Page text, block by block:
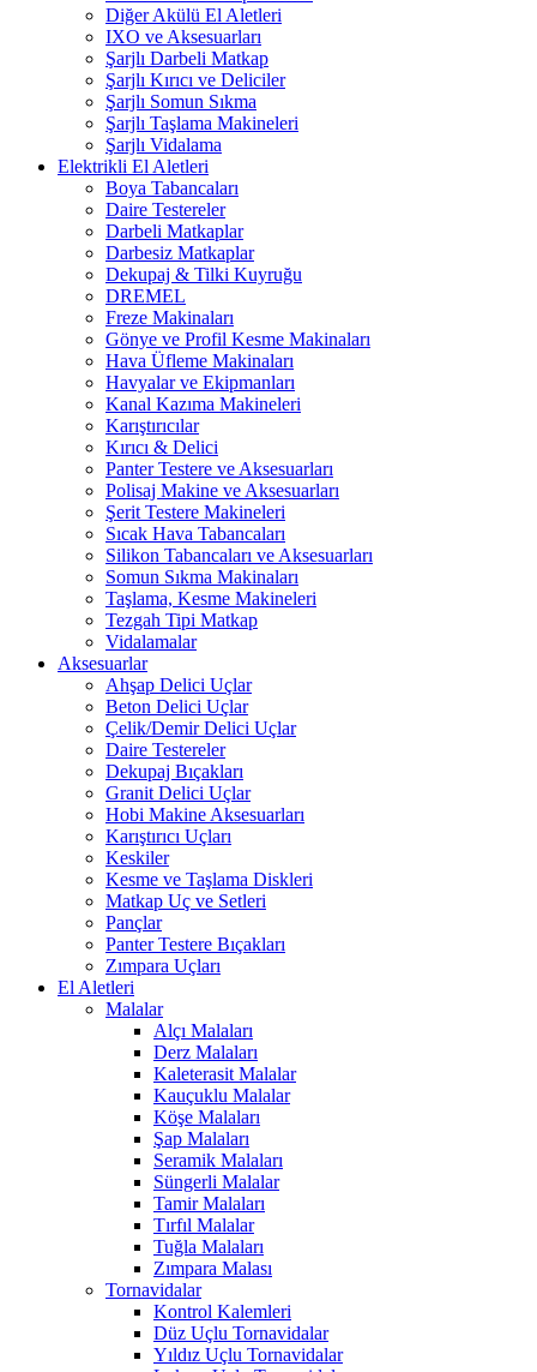
Diğer Akülü El Aletleri
IXO ve Aksesuarları
Şarjlı Darbeli Matkap
Şarjlı Kırıcı ve Deliciler
Şarjlı Somun Sıkma
Şarjlı Taşlama Makineleri
Şarjlı Vidalama
Elektrikli El Aletleri
Boya Tabancaları
Daire Testereler
Darbeli Matkaplar
Darbesiz Matkaplar
Dekupaj & Tilki Kuyruğu
DREMEL
Freze Makinaları
Gönye ve Profil Kesme Makinaları
Hava Üfleme Makinaları
Havyalar ve Ekipmanları
Kanal Kazıma Makineleri
Karıştırıcılar
Kırıcı & Delici
Panter Testere ve Aksesuarları
Polisaj Makine ve Aksesuarları
Şerit Testere Makineleri
Sıcak Hava Tabancaları
Silikon Tabancaları ve Aksesuarları
Somun Sıkma Makinaları
Taşlama, Kesme Makineleri
Tezgah Tipi Matkap
Vidalamalar
Aksesuarlar
Ahşap Delici Uçlar
Beton Delici Uçlar
Çelik/Demir Delici Uçlar
Daire Testereler
Dekupaj Bıçakları
Granit Delici Uçlar
Hobi Makine Aksesuarları
Karıştırıcı Uçları
Keskiler
Kesme ve Taşlama Diskleri
Matkap Uç ve Setleri
Pançlar
Panter Testere Bıçakları
Zımpara Uçları
El Aletleri
Malalar
Alçı Malaları
Derz Malaları
Kaleterasit Malalar
Kauçuklu Malalar
Köşe Malaları
Şap Malaları
Seramik Malaları
Süngerli Malalar
Tamir Malaları
Tırfıl Malalar
Tuğla Malaları
Zımpara Malası
Tornavidalar
Kontrol Kalemleri
Düz Uçlu Tornavidalar
Yıldız Uçlu Tornavidalar